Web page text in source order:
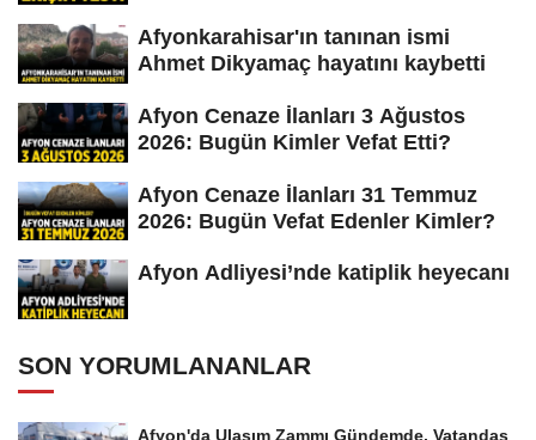
Afyonkarahisar'ın tanınan ismi
Ahmet Dikyamaç hayatını kaybetti
Afyon Cenaze İlanları 3 Ağustos
2026: Bugün Kimler Vefat Etti?
Afyon Cenaze İlanları 31 Temmuz
2026: Bugün Vefat Edenler Kimler?
Afyon Adliyesi’nde katiplik heyecanı
SON YORUMLANANLAR
Afyon'da Ulaşım Zammı Gündemde, Vatandaş